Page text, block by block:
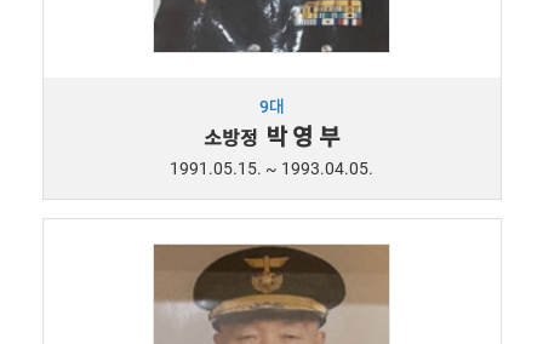
9대
소방정 박 영 부
1991.05.15. ~ 1993.04.05.